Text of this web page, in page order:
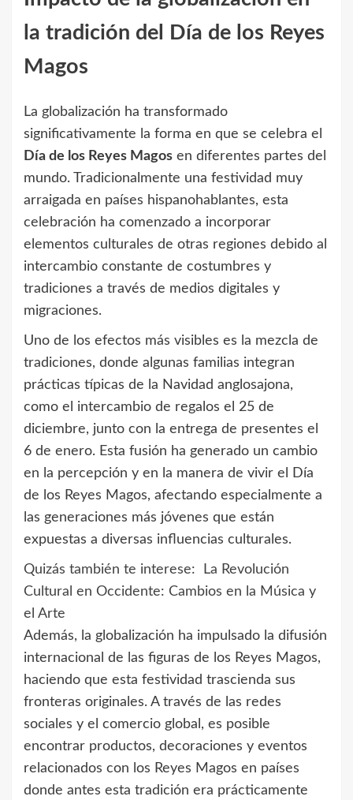
la tradición del Día de los Reyes
Magos
La globalización ha transformado
significativamente la forma en que se celebra el
Día de los Reyes Magos en diferentes partes del
mundo. Tradicionalmente una festividad muy
arraigada en países hispanohablantes, esta
celebración ha comenzado a incorporar
elementos culturales de otras regiones debido al
intercambio constante de costumbres y
tradiciones a través de medios digitales y
migraciones.
Uno de los efectos más visibles es la mezcla de
tradiciones, donde algunas familias integran
prácticas típicas de la Navidad anglosajona,
como el intercambio de regalos el 25 de
diciembre, junto con la entrega de presentes el
6 de enero. Esta fusión ha generado un cambio
en la percepción y en la manera de vivir el Día
de los Reyes Magos, afectando especialmente a
las generaciones más jóvenes que están
expuestas a diversas influencias culturales.
Quizás también te interese:
La Revolución
Cultural en Occidente: Cambios en la Música y
el Arte
Además, la globalización ha impulsado la difusión
internacional de las figuras de los Reyes Magos,
haciendo que esta festividad trascienda sus
fronteras originales. A través de las redes
sociales y el comercio global, es posible
encontrar productos, decoraciones y eventos
relacionados con los Reyes Magos en países
donde antes esta tradición era prácticamente